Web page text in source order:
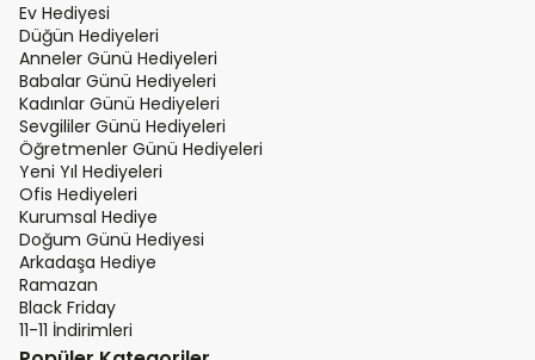
Ev Hediyesi
Düğün Hediyeleri
Anneler Günü Hediyeleri
Babalar Günü Hediyeleri
Kadınlar Günü Hediyeleri
Sevgililer Günü Hediyeleri
Öğretmenler Günü Hediyeleri
Yeni Yıl Hediyeleri
Ofis Hediyeleri
Kurumsal Hediye
Doğum Günü Hediyesi
Arkadaşa Hediye
Ramazan
Black Friday
11-11 İndirimleri